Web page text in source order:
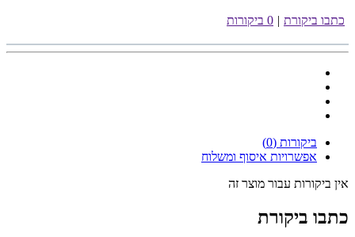
כתבו ביקורת | 0 ביקורות
ביקורות (0)
אפשרויות איסוף ומשלוח
אין ביקורות עבור מוצר זה
כתבו ביקורת